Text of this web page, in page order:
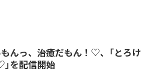
んっ、治癒だもん！♡、「とろけ
を配信開始